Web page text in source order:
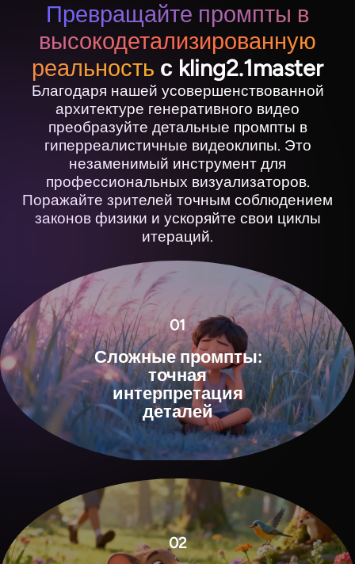
View all tools
Превращайте промпты в
высокодетализированную
реальность с kling2.1master
Благодаря нашей усовершенствованной
архитектуре генеративного видео
преобразуйте детальные промпты в
гиперреалистичные видеоклипы. Это
незаменимый инструмент для
профессиональных визуализаторов.
Поражайте зрителей точным соблюдением
законов физики и ускоряйте свои циклы
итераций.
01
Сложные промпты:
точная
интерпретация
деталей
02